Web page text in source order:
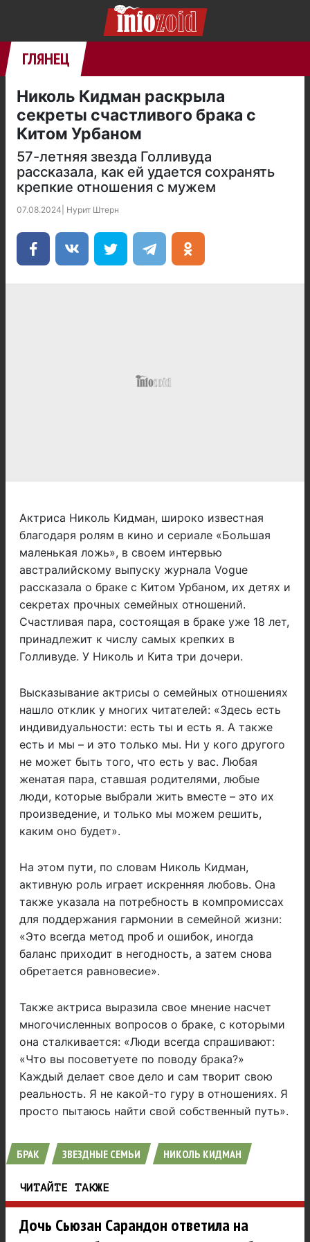
ГЛЯНЕЦ
Николь Кидман раскрыла
секреты счастливого брака с
Китом Урбаном
57-летняя звезда Голливуда
рассказала, как ей удается сохранять
крепкие отношения с мужем
07.08.2024 Нурит Штерн
Актриса Николь Кидман, широко известная
благодаря ролям в кино и сериале «Большая
маленькая ложь», в своем интервью
австралийскому выпуску журнала Vogue
рассказала о браке с Китом Урбаном, их детях и
секретах прочных семейных отношений.
Счастливая пара, состоящая в браке уже 18 лет,
принадлежит к числу самых крепких в
Голливуде. У Николь и Кита три дочери.
Высказывание актрисы о семейных отношениях
нашло отклик у многих читателей: «Здесь есть
индивидуальности: есть ты и есть я. А также
есть и мы – и это только мы. Ни у кого другого
не может быть того, что есть у вас. Любая
женатая пара, ставшая родителями, любые
люди, которые выбрали жить вместе – это их
произведение, и только мы можем решить,
каким оно будет».
На этом пути, по словам Николь Кидман,
активную роль играет искренняя любовь. Она
также указала на потребность в компромиссах
для поддержания гармонии в семейной жизни:
«Это всегда метод проб и ошибок, иногда
баланс приходит в негодность, а затем снова
обретается равновесие».
Также актриса выразила свое мнение насчет
многочисленных вопросов о браке, с которыми
она сталкивается: «Люди всегда спрашивают:
«Что вы посоветуете по поводу брака?»
Каждый делает свое дело и сам творит свою
реальность. Я не какой-то гуру в отношениях. Я
просто пытаюсь найти свой собственный путь».
БРАК ЗВЕЗДНЫЕ СЕМЬИ НИКОЛЬ КИДМАН
ЧИТАЙТЕ ТАКЖЕ
Дочь Сьюзан Сарандон ответила на